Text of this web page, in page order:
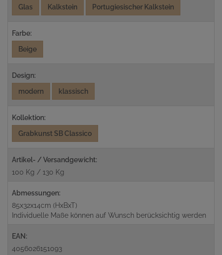
Glas
Kalkstein Portugiesischer Kalkstein
Farbe:
Beige
Design:
modern
klassisch
Kollektion:
Grabkunst SB Classico
Artikel- / Versandgewicht:
100 Kg / 130 Kg
Abmessungen:
85x32x14cm (HxBxT)
Individuelle Maße können auf Wunsch berücksichtig werden
EAN:
4056026151093